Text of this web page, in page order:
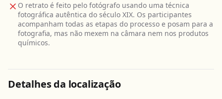
O retrato é feito pelo fotógrafo usando uma técnica
fotográfica autêntica do século XIX. Os participantes
acompanham todas as etapas do processo e posam para a
fotografia, mas não mexem na câmara nem nos produtos
químicos.
Detalhes da localização